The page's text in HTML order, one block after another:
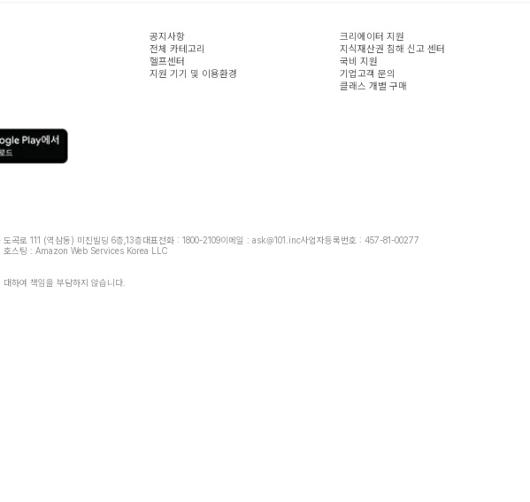
공지사항
전체 카테고리
헬프센터
지원 기기 및 이용환경
크리에이터 지원
지식재산권 침해 신고 센터
국비 지원
기업고객 문의
클래스 개별 구매
도곡로 111 (역삼동) 미진빌딩 6층,13층대표전화 : 1800-2109이메일 : ask@101.inc사업자등록번호 : 457-81-00277
호스팅 : Amazon Web Services Korea LLC
하여 책임을 부담하지 않습니다.